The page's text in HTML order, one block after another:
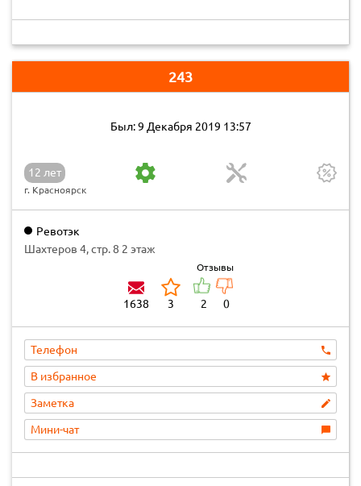
243
Был: 9 Декабря 2019 13:57
12 лет
г. Красноярск
Ревотэк
Шахтеров 4, стр. 8 2 этаж
1638 3
Отзывы
2 0
Телефон
В избранное
Заметка
Мини-чат